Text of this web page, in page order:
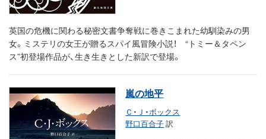
英国の危機に関わる秘密文書争奪戦に巻きこまれた幼馴染みの男
女。ミステリの女王が贈るスパイ風冒険小説！ “トミー＆タペン
ス”初登場作品が、生き生きとした新訳で登場。
嵐の地平
Ｃ・Ｊ・ボックス
野口百合子訳